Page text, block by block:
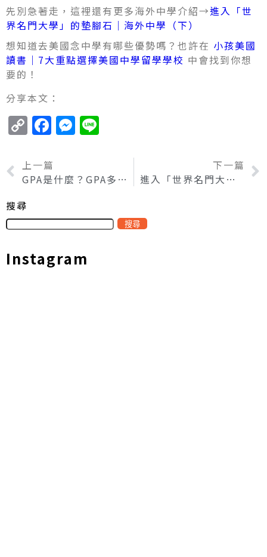
先別急著走，這裡還有更多海外中學介紹→進入「世
界名門大學」的墊腳石｜海外中學（下）
想知道去美國念中學有哪些優勢嗎？也許在 小孩美國
讀書｜7大重點選擇美國中學留學學校 中會找到你想
要的！
分享本文：
Copy
Link
Facebook
Messenger
上一篇
GPA是什麼？GPA多少算高？GPA換算與留學GPA解析！
下一篇
進入「世界名門大學」的墊腳石｜海外中學（下）
搜尋
搜尋
Instagram